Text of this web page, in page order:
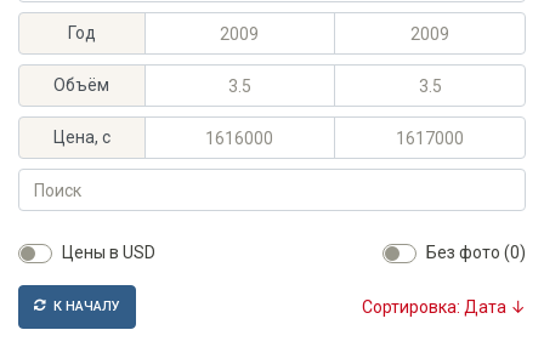
Год
Максимальный год выпуска
Минимальный год выпуска
Объём
Максимальный объём, л
Минимальный объём, л
Цена, с
Максимальная цена, KGS
Минимальная цена, KGS
Поиск
Цены в USD Без фото (0)
К НАЧАЛУ Сортировка: Дата ↓